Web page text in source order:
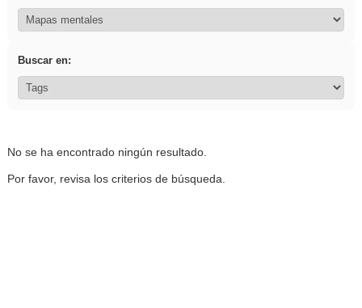
Buscar en:
No se ha encontrado ningún resultado.
Por favor, revisa los criterios de búsqueda.